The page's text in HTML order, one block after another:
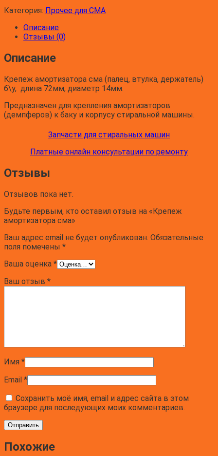
Категория: Прочее для СМА
Описание
Отзывы (0)
Описание
Крепеж амортизатора сма (палец, втулка, держатель)
б\у, длина 72мм, диаметр 14мм.
Предназначен для крепления амортизаторов
(демпферов) к баку и корпусу стиральной машины.
Запчасти для стиральных машин
Платные онлайн консультации по ремонту
Отзывы
Отзывов пока нет.
Будьте первым, кто оставил отзыв на «Крепеж
амортизатора сма»
Ваш адрес email не будет опубликован. Обязательные
поля помечены *
Ваша оценка *
Ваш отзыв *
Имя *
Email *
Сохранить моё имя, email и адрес сайта в этом
браузере для последующих моих комментариев.
Похожие